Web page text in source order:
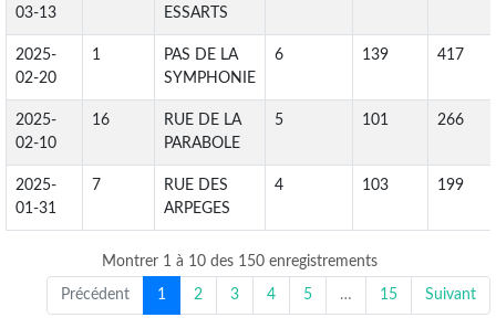
03-13
ESSARTS
2025-
02-20
1
PAS DE LA
SYMPHONIE
6 139 417
2025-
02-10
16
RUE DE LA
PARABOLE
5 101 266
2025-
01-31
7
RUE DES
ARPEGES
4 103 199
Montrer 1 à 10 des 150 enregistrements
Précédent 1 2 3 4 5 … 15 Suivant